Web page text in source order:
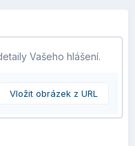
Vašeho hlášení.
Vložit obrázek z URL